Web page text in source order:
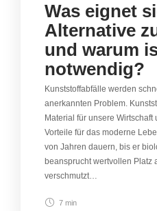
Was eignet
Alternative
und warum
notwendig?
Kunststoffabfälle werden
anerkannten Problem.
Material für unsere
Vorteile für das moderne
von Jahren dauern, bis er
beansprucht wertvollen Platz
verschmutzt…
7 min